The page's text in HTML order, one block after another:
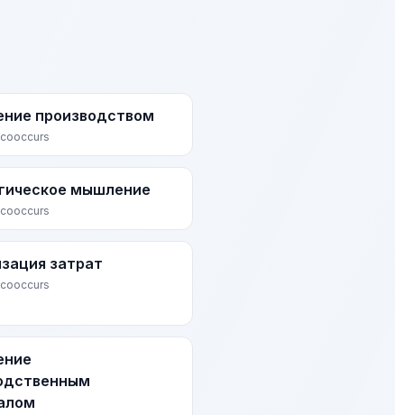
производством
cooccurs
мышление
cooccurs
затрат
cooccurs